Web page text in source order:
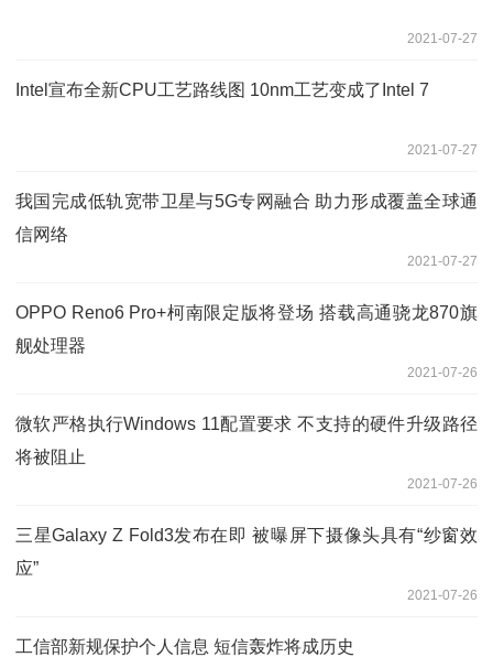
2021-07-27
Intel宣布全新CPU工艺路线图 10nm工艺变成了Intel 7
2021-07-27
我国完成低轨宽带卫星与5G专网融合 助力形成覆盖全球通
信网络
2021-07-27
OPPO Reno6 Pro+柯南限定版将登场 搭载高通骁龙870旗
舰处理器
2021-07-26
微软严格执行Windows 11配置要求 不支持的硬件升级路径
将被阻止
2021-07-26
三星Galaxy Z Fold3发布在即 被曝屏下摄像头具有“纱窗效
应”
2021-07-26
工信部新规保护个人信息 短信轰炸将成历史